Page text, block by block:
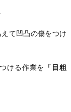
て凹凸の傷をつけ
ける作業を
「目粗